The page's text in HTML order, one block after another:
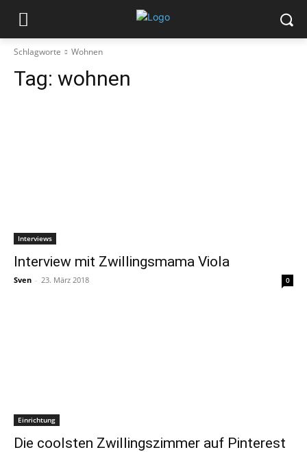
Schlagworte Wohnen
Tag: wohnen
Interviews
Interview mit Zwillingsmama Viola
Sven - 23. März 2018 0
Einrichtung
Die coolsten Zwillingszimmer auf Pinterest